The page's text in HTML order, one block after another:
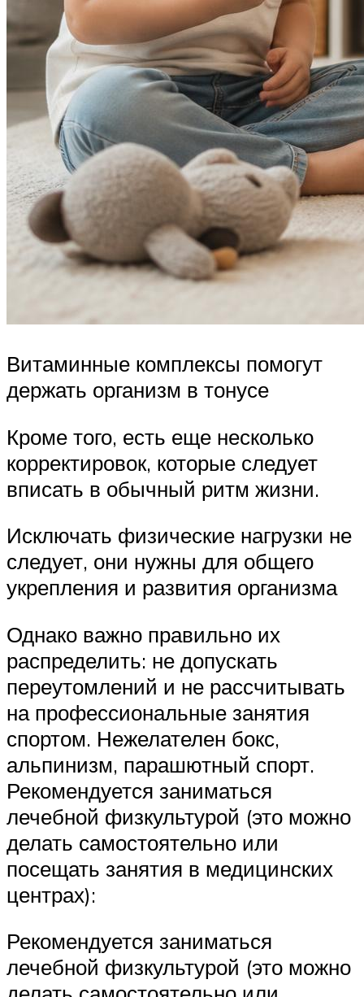
Витаминные комплексы помогут
держать организм в тонусе
Кроме того, есть еще несколько
корректировок, которые следует
вписать в обычный ритм жизни.
Исключать физические нагрузки не
следует, они нужны для общего
укрепления и развития организма
Однако важно правильно их
распределить: не допускать
переутомлений и не рассчитывать
на профессиональные занятия
спортом. Нежелателен бокс,
альпинизм, парашютный спорт.
Рекомендуется заниматься
лечебной физкультурой (это можно
делать самостоятельно или
посещать занятия в медицинских
центрах):
Рекомендуется заниматься
лечебной физкультурой (это можно